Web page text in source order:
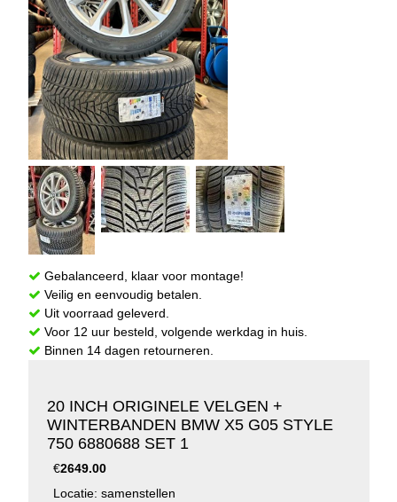
Gebalanceerd, klaar voor montage!
Veilig en eenvoudig betalen.
Uit voorraad geleverd.
Voor 12 uur besteld, volgende werkdag in huis.
Binnen 14 dagen retourneren.
20 INCH ORIGINELE VELGEN +
WINTERBANDEN BMW X5 G05 STYLE
750 6880688 SET 1
€2649.00
Locatie: samenstellen